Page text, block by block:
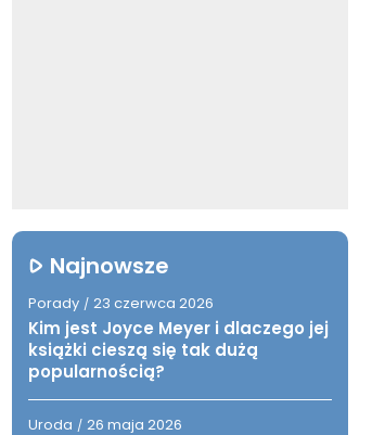
Najnowsze
Porady / 23 czerwca 2026
Kim jest Joyce Meyer i dlaczego jej
książki cieszą się tak dużą
popularnością?
Uroda / 26 maja 2026